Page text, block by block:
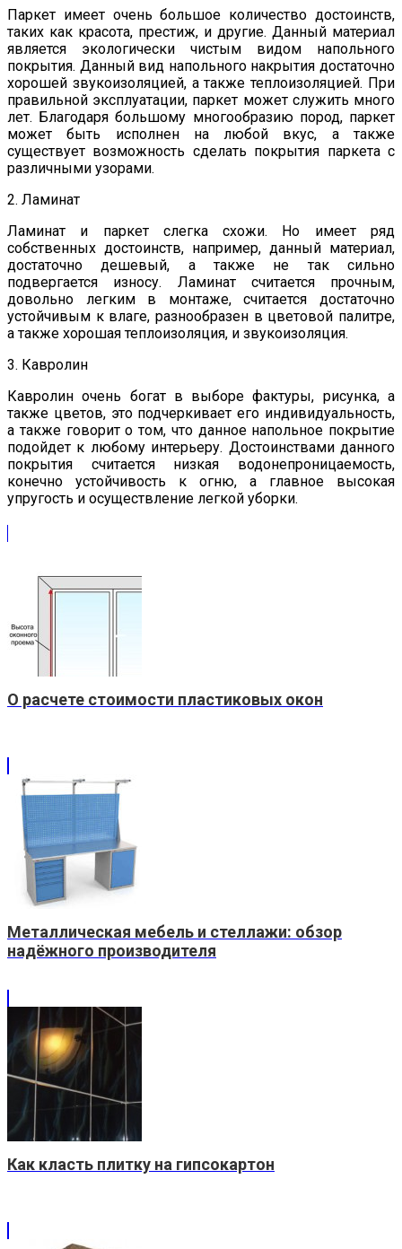
Паркет имеет очень большое количество достоинств,
таких как красота, престиж, и другие. Данный материал
является экологически чистым видом напольного
покрытия. Данный вид напольного накрытия достаточно
хорошей звукоизоляцией, а также теплоизоляцией. При
правильной эксплуатации, паркет может служить много
лет. Благодаря большому многообразию пород, паркет
может быть исполнен на любой вкус, а также
существует возможность сделать покрытия паркета с
различными узорами.
2. Ламинат
Ламинат и паркет слегка схожи. Но имеет ряд
собственных достоинств, например, данный материал,
достаточно дешевый, а также не так сильно
подвергается износу. Ламинат считается прочным,
довольно легким в монтаже, считается достаточно
устойчивым к влаге, разнообразен в цветовой палитре,
а также хорошая теплоизоляция, и звукоизоляция.
3. Кавролин
Кавролин очень богат в выборе фактуры, рисунка, а
также цветов, это подчеркивает его индивидуальность,
а также говорит о том, что данное напольное покрытие
подойдет к любому интерьеру. Достоинствами данного
покрытия считается низкая водонепроницаемость,
конечно устойчивость к огню, а главное высокая
упругость и осуществление легкой уборки.
О расчете стоимости пластиковых окон
Металлическая мебель и стеллажи: обзор
надёжного производителя
Как класть плитку на гипсокартон